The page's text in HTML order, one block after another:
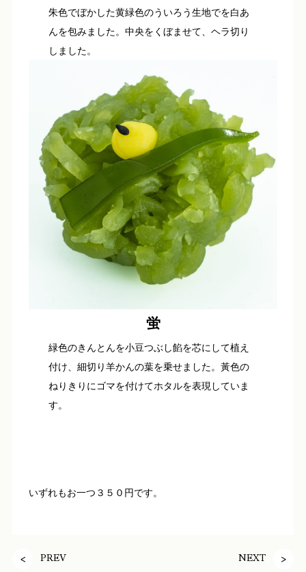
朱色でぼかした黄緑色のういろう生地でを白あ
んを包みました。中央をくぼませて、ヘラ切り
しました。
蛍
緑色のきんとんを小豆つぶし餡を芯にして植え
付け、細切り羊かんの葉を乗せました。黃色の
ねりきりにゴマを付けてホタルを表現していま
す。
いずれもお一つ３５０円です。
PREV NEXT